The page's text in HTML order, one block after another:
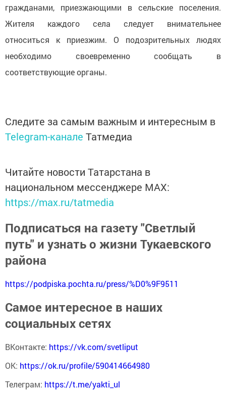
гражданами, приезжающими в сельские поселения.
Жителя каждого села следует внимательнее
относиться к приезжим. О подозрительных людях
необходимо своевременно сообщать в
соответствующие органы.
Следите за самым важным и интересным в
Telegram-канале Татмедиа
Читайте новости Татарстана в
национальном мессенджере MАХ:
https://max.ru/tatmedia
Подписаться на газету "Светлый
путь" и узнать о жизни Тукаевского
района
https://podpiska.pochta.ru/press/%D0%9F9511
Самое интересное в наших
социальных сетях
ВКонтакте: https://vk.com/svetliput
ОК: https://ok.ru/profile/590414664980
Телеграм: https://t.me/yakti_ul